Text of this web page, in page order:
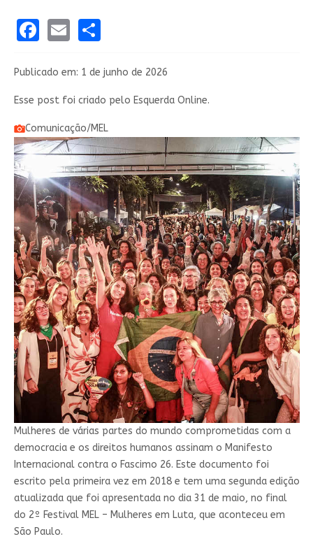
Facebook
EmailShare
Publicado em: 1 de junho de 2026
Esse post foi criado pelo Esquerda Online.
Comunicação/MEL
Mulheres de várias partes do mundo comprometidas com a
democracia e os direitos humanos assinam o Manifesto
Internacional contra o Fascimo 26. Este documento foi
escrito pela primeira vez em 2018 e tem uma segunda edição
atualizada que foi apresentada no dia 31 de maio, no final
do 2º Festival MEL – Mulheres em Luta, que aconteceu em
São Paulo.